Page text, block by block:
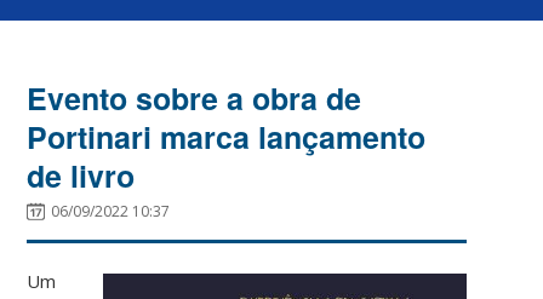
Evento sobre a obra de
Portinari marca lançamento
de livro
06/09/2022 10:37
Um